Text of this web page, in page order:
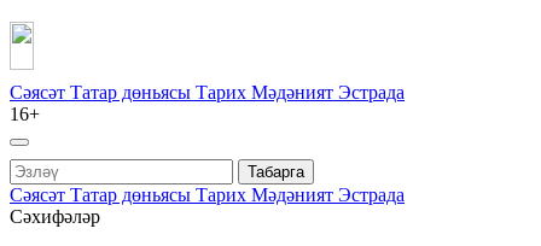
Сәясәт Татар дөньясы Тарих Мәдәният Эстрада
16+
Табарга
Сәясәт Татар дөньясы Тарих Мәдәният Эстрада
Сәхифәләр